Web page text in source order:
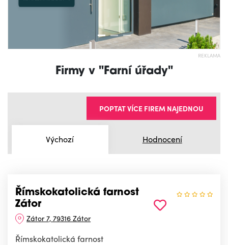
REKLAMA
Firmy v "Farní úřady"
Výchozí Hodnocení
POPTAT VÍCE FIREM NAJEDNOU
Římskokatolická farnost
Zátor
Zátor 7, 79316 Zátor
Římskokatolická farnost